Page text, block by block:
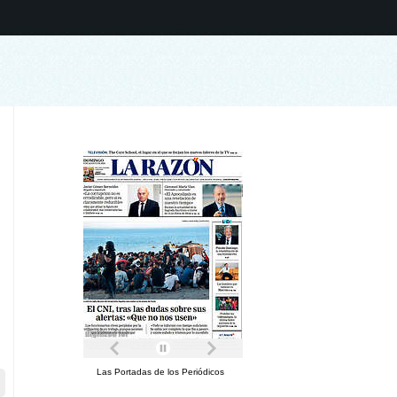
Las Portadas de los Periódicos